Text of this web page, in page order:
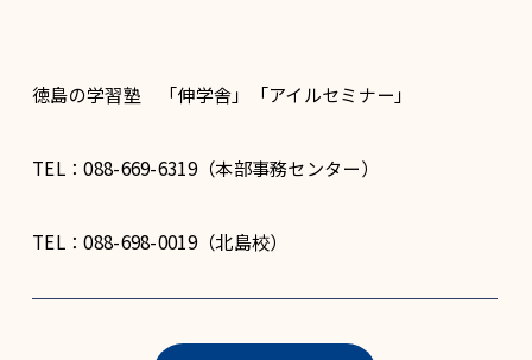
徳島の学習塾 「伸学舎」「アイルセミナー」
TEL：088-669-6319（本部事務センター）
TEL：088-698-0019（北島校）